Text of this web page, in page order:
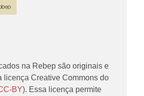
na Rebep são originais e
licença Creative Commons do
BY). Essa licença permite